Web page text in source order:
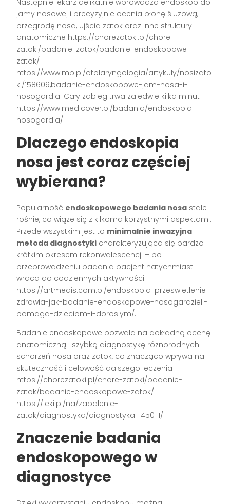
jamy nosowej i precyzyjnie ocenia błonę śluzową,
przegrodę nosa, ujścia zatok oraz inne struktury
anatomiczne https://chorezatoki.pl/chore-
zatoki/badanie-zatok/badanie-endoskopowe-
zatok/
https://www.mp.pl/otolaryngologia/artykuly/nosizato
ki/158609,badanie-endoskopowe-jam-nosa-i-
nosogardla. Cały zabieg trwa zaledwie kilka minut
https://www.medicover.pl/badania/endoskopia-
nosogardla/.
Dlaczego endoskopia
nosa jest coraz częściej
wybierana?
Popularność endoskopowego badania nosa stale
rośnie, co wiąże się z kilkoma korzystnymi aspektami.
Przede wszystkim jest to minimalnie inwazyjna
metoda diagnostyki charakteryzująca się bardzo
krótkim okresem rekonwalescencji – po
przeprowadzeniu badania pacjent natychmiast
wraca do codziennych aktywności
https://artmedis.com.pl/endoskopia-przeswietlenie-
zdrowia-jak-badanie-endoskopowe-nosogardzieli-
pomaga-dzieciom-i-doroslym/.
Badanie endoskopowe pozwala na dokładną ocenę
anatomiczną i szybką diagnostykę różnorodnych
schorzeń nosa oraz zatok, co znacząco wpływa na
skuteczność i celowość dalszego leczenia
https://chorezatoki.pl/chore-zatoki/badanie-
zatok/badanie-endoskopowe-zatok/
https://leki.pl/na/zapalenie-
zatok/diagnostyka/diagnostyka-1450-1/.
Znaczenie badania
endoskopowego w
diagnostyce